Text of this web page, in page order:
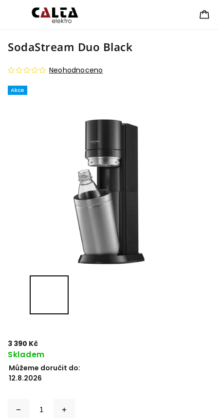
SodaStream Duo Black
Akce
Neohodnoceno
3 390 Kč
Skladem
Můžeme doručit do:
12.8.2026